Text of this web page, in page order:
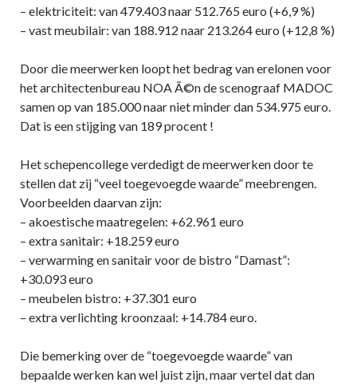
– elektriciteit: van 479.403 naar 512.765 euro (+6,9 %)
– vast meubilair: van 188.912 naar 213.264 euro (+12,8 %)
Door die meerwerken loopt het bedrag van erelonen voor
het architectenbureau NOA Ã©n de scenograaf MADOC
samen op van 185.000 naar niet minder dan 534.975 euro.
Dat is een stijging van 189 procent !
Het schepencollege verdedigt de meerwerken door te
stellen dat zij “veel toegevoegde waarde” meebrengen.
Voorbeelden daarvan zijn:
– akoestische maatregelen: +62.961 euro
– extra sanitair: +18.259 euro
– verwarming en sanitair voor de bistro “Damast”:
+30.093 euro
– meubelen bistro: +37.301 euro
– extra verlichting kroonzaal: +14.784 euro.
Die bemerking over de “toegevoegde waarde” van
bepaalde werken kan wel juist zijn, maar vertel dat dan